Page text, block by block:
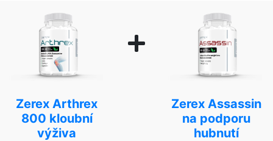
Zerex Arthrex
800 kloubní
výživa
Zerex Assassin
na podporu
hubnutí